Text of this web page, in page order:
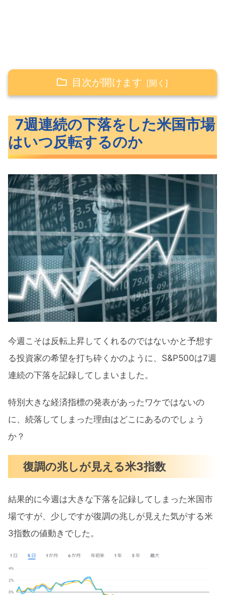
目次が開けます
るのか
復調の兆しが見える米3指数
始めた長期金利
高止まりするVIXは相場の恐怖を物語る
大型テック中心に大きく下落した
S&P500
場況が変わったセクター別パフォーマ
ンス
三角持ち合いを下に抜けたビットコイ
ンは下値を固める
そろそろ底打ちのサインが出るか
秋には4連続の50bp利上げが完了する
不透明な世界情勢
米国の中間選挙11月8日
市場は暴落の何合目なの？まとめ
7週連続の下落をした米国市場
はいつ反転するのか
今週こそは反転上昇してくれるのではないかと予想す
る投資家の希望を打ち砕くかのように、S&P500は7週
連続の下落を記録してしまいました。
特別大きな経済指標の発表があったワケではないの
に、続落してしまった理由はどこにあるのでしょう
か？
復調の兆しが見える米3指数
結果的に今週は大きな下落を記録してしまった米国市
場ですが、少しですが復調の兆しが見えた気がする米
3指数の値動きでした。